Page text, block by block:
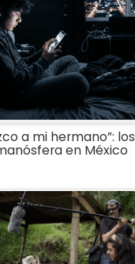
a mi hermano”: los
en México